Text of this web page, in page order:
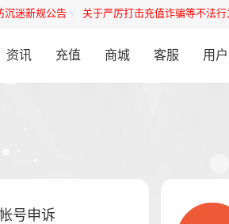
沉迷新规公告 关于严厉打击充值诈骗等不法
资讯 充值 商城 客服 用
帐号申诉